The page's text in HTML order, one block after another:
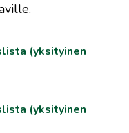
(yksityinen
(yksityinen